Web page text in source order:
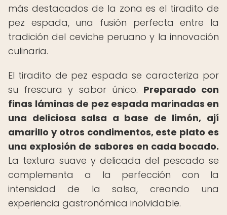
más destacados de la zona es el tiradito de
pez espada, una fusión perfecta entre la
tradición del ceviche peruano y la innovación
culinaria.
El tiradito de pez espada se caracteriza por
su frescura y sabor único. Preparado con
finas láminas de pez espada marinadas en
una deliciosa salsa a base de limón, ají
amarillo y otros condimentos, este plato es
una explosión de sabores en cada bocado.
La textura suave y delicada del pescado se
complementa a la perfección con la
intensidad de la salsa, creando una
experiencia gastronómica inolvidable.